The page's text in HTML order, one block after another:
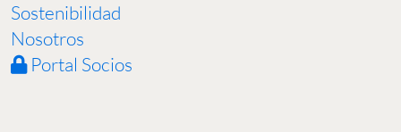
Sostenibilidad
Nosotros
Portal Socios